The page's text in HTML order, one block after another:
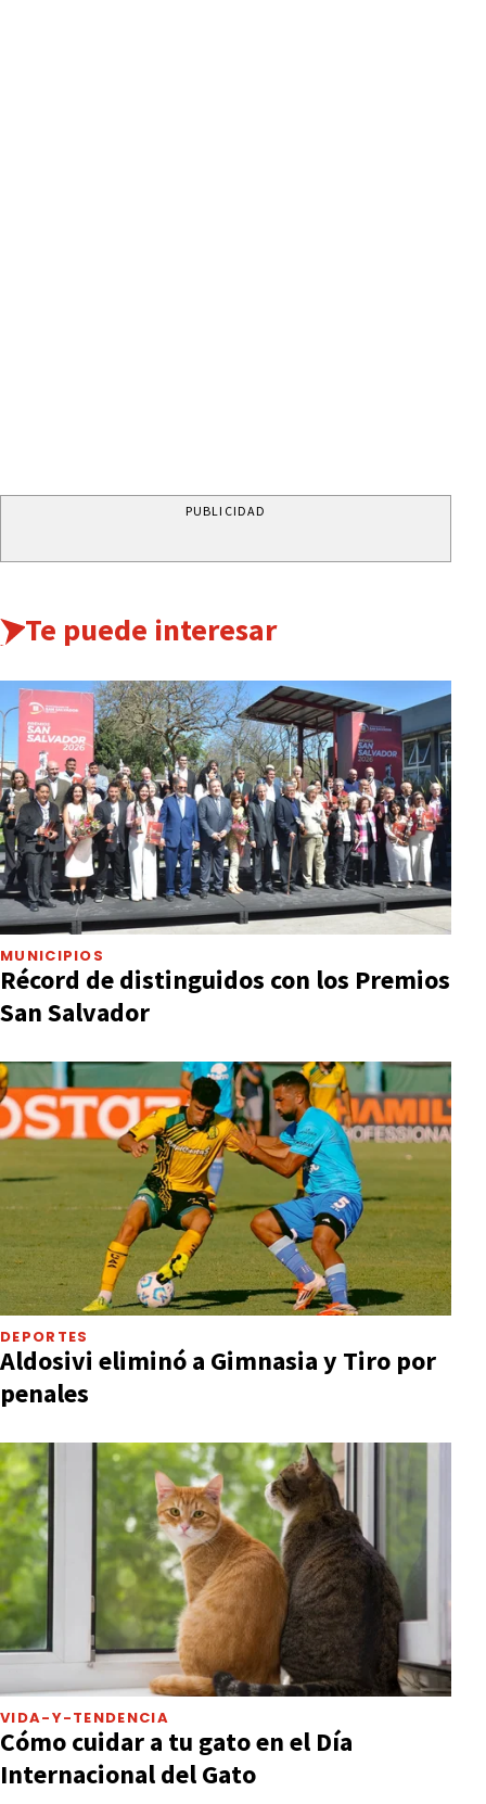
PUBLICIDAD
Te puede interesar
MUNICIPIOS
Récord de distinguidos con los Premios
San Salvador
DEPORTES
Aldosivi eliminó a Gimnasia y Tiro por
penales
VIDA-Y-TENDENCIA
Cómo cuidar a tu gato en el Día
Internacional del Gato